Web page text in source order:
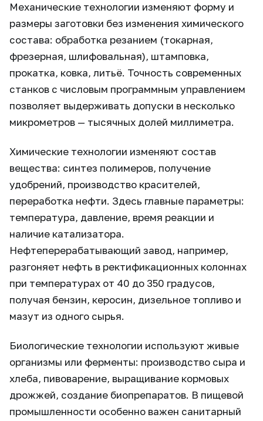
Механические технологии изменяют форму и
размеры заготовки без изменения химического
состава: обработка резанием (токарная,
фрезерная, шлифовальная), штамповка,
прокатка, ковка, литьё. Точность современных
станков с числовым программным управлением
позволяет выдерживать допуски в несколько
микрометров — тысячных долей миллиметра.
Химические технологии изменяют состав
вещества: синтез полимеров, получение
удобрений, производство красителей,
переработка нефти. Здесь главные параметры:
температура, давление, время реакции и
наличие катализатора.
Нефтеперерабатывающий завод, например,
разгоняет нефть в ректификационных колоннах
при температурах от 40 до 350 градусов,
получая бензин, керосин, дизельное топливо и
мазут из одного сырья.
Биологические технологии используют живые
организмы или ферменты: производство сыра и
хлеба, пивоварение, выращивание кормовых
дрожжей, создание биопрепаратов. В пищевой
промышленности особенно важен санитарный